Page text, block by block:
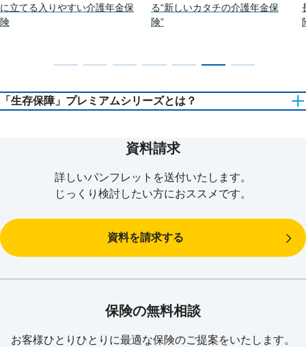
に立てる入りやすい介護年金保
険
る“新しいカタチの介護年金保
険”
「生存保障」プレミアムシリーズとは？
あんしん生命では、短期入院時代の退院後の暮らし、働けないと
きの不安、介護や老後への備えをサポートするため「生存保障革
資料請求
詳しいパンフレットを送付いたします。
じっくり検討したい方におススメです。
資料を請求する
保険の無料相談
お客様ひとりひとりに最適な保険のご提案をいたします。